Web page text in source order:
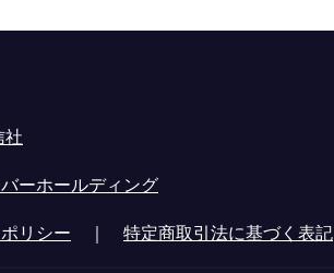
社
ーホールディング
リシー ｜ 特定商取引法に基づく表記